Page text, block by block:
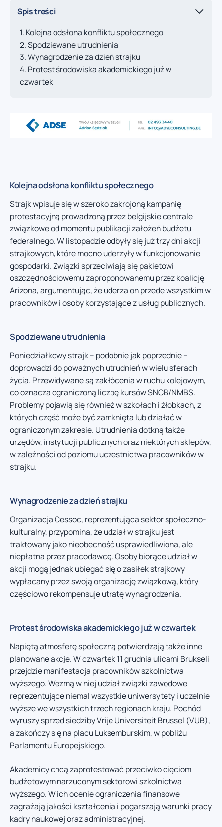
Spis treści
Kolejna odsłona konfliktu społecznego
Spodziewane utrudnienia
Wynagrodzenie za dzień strajku
Protest środowiska akademickiego już w
czwartek
Kolejna odsłona konfliktu społecznego
Strajk wpisuje się w szeroko zakrojoną kampanię
protestacyjną prowadzoną przez belgijskie centrale
związkowe od momentu publikacji założeń budżetu
federalnego. W listopadzie odbyły się już trzy dni akcji
strajkowych, które mocno uderzyły w funkcjonowanie
gospodarki. Związki sprzeciwiają się pakietowi
oszczędnościowemu zaproponowanemu przez koalicję
Arizona, argumentując, że uderza on przede wszystkim w
pracowników i osoby korzystające z usług publicznych.
Spodziewane utrudnienia
Poniedziałkowy strajk – podobnie jak poprzednie –
doprowadzi do poważnych utrudnień w wielu sferach
życia. Przewidywane są zakłócenia w ruchu kolejowym,
co oznacza ograniczoną liczbę kursów SNCB/NMBS.
Problemy pojawią się również w szkołach i żłobkach, z
których część może być zamknięta lub działać w
ograniczonym zakresie. Utrudnienia dotkną także
urzędów, instytucji publicznych oraz niektórych sklepów,
w zależności od poziomu uczestnictwa pracowników w
strajku.
Wynagrodzenie za dzień strajku
Organizacja Cessoc, reprezentująca sektor społeczno-
kulturalny, przypomina, że udział w strajku jest
traktowany jako nieobecność usprawiedliwiona, ale
niepłatna przez pracodawcę. Osoby biorące udział w
akcji mogą jednak ubiegać się o zasiłek strajkowy
wypłacany przez swoją organizację związkową, który
częściowo rekompensuje utratę wynagrodzenia.
Protest środowiska akademickiego już w czwartek
Napiętą atmosferę społeczną potwierdzają także inne
planowane akcje. W czwartek 11 grudnia ulicami Brukseli
przejdzie manifestacja pracowników szkolnictwa
wyższego. Wezmą w niej udział związki zawodowe
reprezentujące niemal wszystkie uniwersytety i uczelnie
wyższe we wszystkich trzech regionach kraju. Pochód
wyruszy sprzed siedziby Vrije Universiteit Brussel (VUB),
a zakończy się na placu Luksemburskim, w pobliżu
Parlamentu Europejskiego.
Akademicy chcą zaprotestować przeciwko cięciom
budżetowym narzuconym sektorowi szkolnictwa
wyższego. W ich ocenie ograniczenia finansowe
zagrażają jakości kształcenia i pogarszają warunki pracy
kadry naukowej oraz administracyjnej.